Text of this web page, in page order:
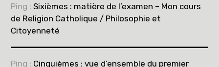
Ping :Sixièmes : matière de l’examen – Mon cours
de Religion Catholique / Philosophie et
Citoyenneté
Ping : Cinquièmes : vue d’ensemble du premier